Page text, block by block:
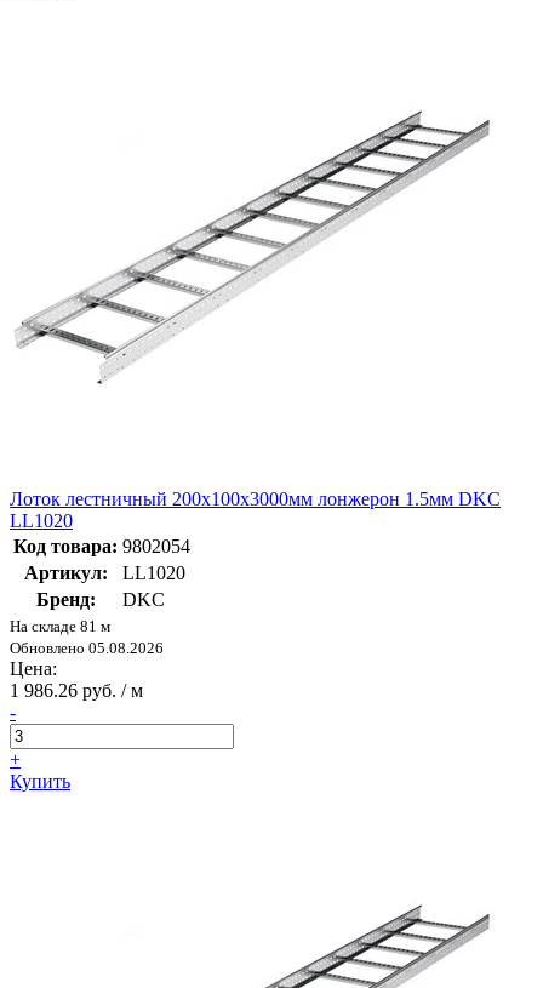
Лоток лестничный 200х100х3000мм лонжерон 1.5мм DKC
LL1020
Код товара: 9802054
Артикул:
LL1020
Бренд:
DKC
На складе 81 м
Обновлено 05.08.2026
Цена:
1 986.26 руб. / м
-
+
Купить